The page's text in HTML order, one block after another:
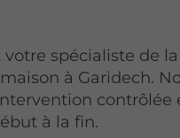
votre spécialiste de la
à Garidech.
contrôlée
à la fin.